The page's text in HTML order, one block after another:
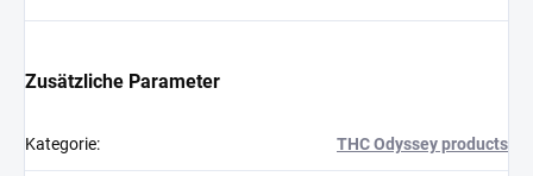
Zusätzliche Parameter
Kategorie: THC Odyssey products